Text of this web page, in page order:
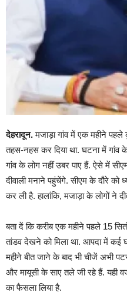
देहरादून.मजाड़ा गांव में एक महीने
तहस-नहस कर दिया था. घटना में गांव
गांव के लोग नहीं उबर पाए हैं. ऐसे में
दीवाली मनाने पहुंचेंगे. सीएम के दौरे को
कर ली है. हालांकि, मजाड़ा के लोगों ने
बता दें कि करीब एक महीने पहले 15
तांडव देखने को मिला था. आपदा में कई
महीने बीत जाने के बाद भी चीजें अभी
और मायूसी के साए तले जी रहे हैं. यही
का फैसला लिया है.